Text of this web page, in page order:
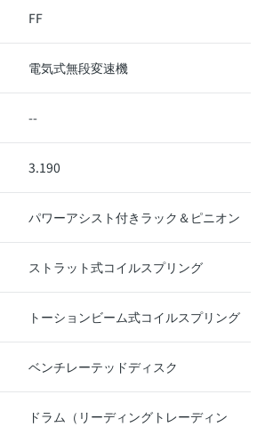
FF
電気式無段変速機
--
3.190
パワーアシスト付きラック＆ピニオン
ストラット式コイルスプリング
トーションビーム式コイルスプリング
ベンチレーテッドディスク
ドラム（リーディングトレーディン